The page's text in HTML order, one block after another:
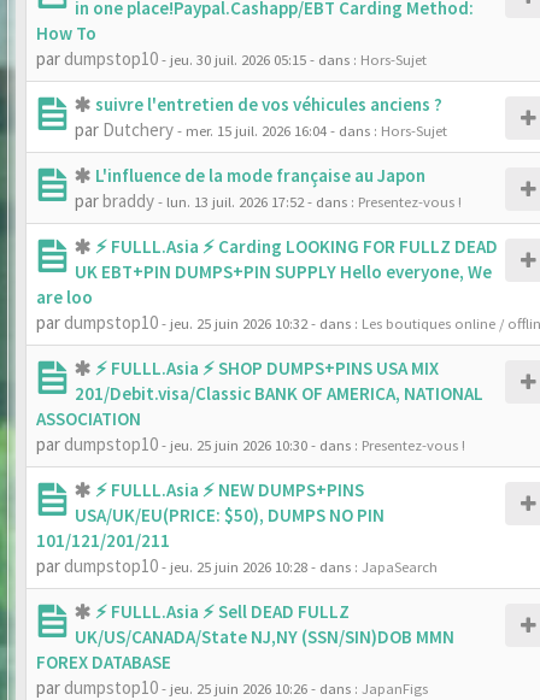
in one place!Paypal.Cashapp/EBT Carding Method:
How To
par dumpstop10- jeu. 30 juil. 2026 05:15- dans : Hors-Sujet
suivre l'entretien de vos véhicules anciens ?
par Dutchery- mer. 15 juil. 2026 16:04- dans : Hors-Sujet
L'influence de la mode française au Japon
parbraddy- lun. 13 juil. 2026 17:52- dans : Presentez-vous !
⚡ FULLL.Asia ⚡ Carding LOOKING FOR FULLZ DEAD
UK EBT+PIN DUMPS+PIN SUPPLY Hello everyone, We
are loo
par dumpstop10- jeu. 25 juin 2026 10:32- dans : Les boutiques online /
⚡ FULLL.Asia ⚡ SHOP DUMPS+PINS USA MIX
201/Debit.visa/Classic BANK OF AMERICA, NATIONAL
ASSOCIATION
par dumpstop10- jeu. 25 juin 2026 10:30- dans : Presentez-vous !
⚡ FULLL.Asia ⚡ NEW DUMPS+PINS
USA/UK/EU(PRICE: $50), DUMPS NO PIN
101/121/201/211
par dumpstop10- jeu. 25 juin 2026 10:28- dans : JapaSearch
⚡ FULLL.Asia ⚡ Sell DEAD FULLZ
UK/US/CANADA/State NJ,NY (SSN/SIN)DOB MMN
FOREX DATABASE
par dumpstop10- jeu. 25 juin 2026 10:26- dans : JapanFigs